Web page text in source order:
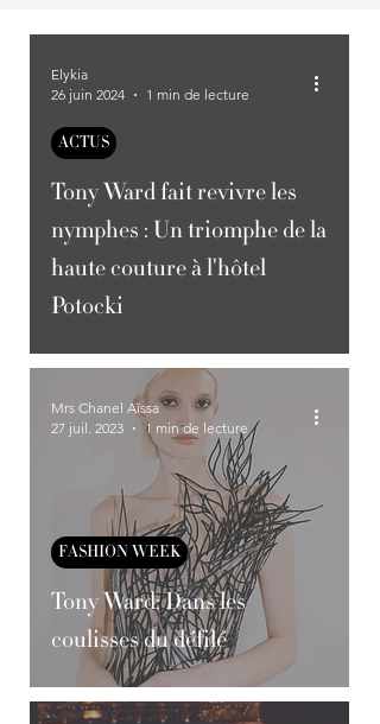
Tony Ward fait revivre les
nymphes : Un triomphe de la
haute couture à l'hôtel
Potocki
ACTUS
Elykia
26 juin 2024
1 min de lecture
Tony Ward: Dans les
coulisses du défilé
FASHION WEEK
Mrs Chanel Aïssa
27 juil. 2023
1 min de lecture